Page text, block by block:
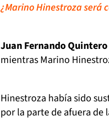
¿Marino Hinestroza será
Juan Fernando Quintero
mientras Marino
Hinestroza había sido
por la parte de afuera de